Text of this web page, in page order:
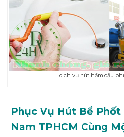
dịch vụ hút hầm cầu
Phục Vụ Hút Bể Phốt
Nam TPHCM Cùng